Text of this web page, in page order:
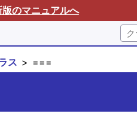
版のマニュアルへ
ス ===